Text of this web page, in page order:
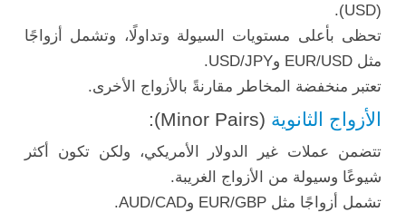
(USD).
تحظى بأعلى مستويات السيولة وتداولًا، وتشمل أزواجًا
مثل EUR/USD وUSD/JPY.
تعتبر منخفضة المخاطر مقارنةً بالأزواج الأخرى.
الأزواج الثانوية (Minor Pairs):
تتضمن عملات غير الدولار الأمريكي، ولكن تكون أكثر
شيوعًا وسيولة من الأزواج الغريبة.
تشمل أزواجًا مثل EUR/GBP وAUD/CAD.